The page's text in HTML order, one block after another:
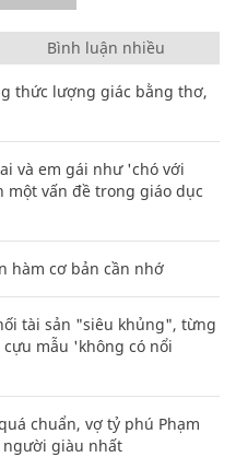
Bình luận nhiều
thức lượng giác bằng thơ,
và em gái như 'chó với
vấn đề trong giáo dục
hàm cơ bản cần nhớ
tài sản "siêu khủng", từng
mẫu 'không có nổi
chuẩn, vợ tỷ phú Phạm
giàu nhất